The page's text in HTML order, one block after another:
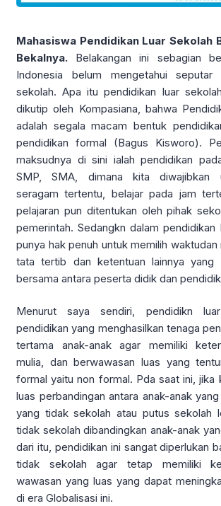
Mahasiswa Pendidikan Luar Sekolah
Bekalnya. Belakangan ini sebagian
Indonesia belum mengetahui seputar
sekolah. Apa itu pendidikan luar
dikutip oleh Kompasiana, bahwa
adalah segala macam bentuk
pendidikan formal (Bagus Kisworo).
maksudnya di sini ialah pendidikan
SMP, SMA, dimana kita diwajibkan
seragam tertentu, belajar pada jam
pelajaran pun ditentukan oleh pihak
pemerintah. Sedangkn dalam pendidikan
punya hak penuh untuk memilih waktudan
tata tertib dan ketentuan lainnya yang
bersama antara peserta didik dan
Menurut saya sendiri, pendidikn
pendidikan yang menghasilkan tenaga
tertama anak-anak agar memiliki
mulia, dan berwawasan luas yang
formal yaitu non formal. Pda saat ini, jika
luas perbandingan antara anak-anak
yang tidak sekolah atau putus sekolah
tidak sekolah dibandingkan anak-anak
dari itu, pendidikan ini sangat diperlukan
tidak sekolah agar tetap memiliki
wawasan yang luas yang dapat
di era Globalisasi ini.